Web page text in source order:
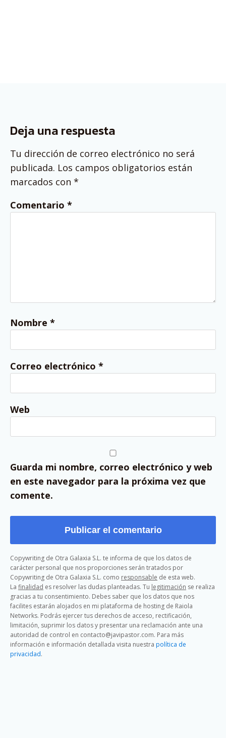
Deja una respuesta
Tu dirección de correo electrónico no será
publicada. Los campos obligatorios están
marcados con *
Comentario *
Nombre *
Correo electrónico *
Web
Guarda mi nombre, correo electrónico y web
en este navegador para la próxima vez que
comente.
Copywriting de Otra Galaxia S.L. te informa de que los datos de
carácter personal que nos proporciones serán tratados por
Copywriting de Otra Galaxia S.L. como responsable de esta web.
La finalidad es resolver las dudas planteadas. Tu legitimación se realiza
gracias a tu consentimiento. Debes saber que los datos que nos
facilites estarán alojados en mi plataforma de hosting de Raiola
Networks. Podrás ejercer tus derechos de acceso, rectificación,
limitación, suprimir los datos y presentar una reclamación ante una
autoridad de control en contacto@javipastor.com. Para más
información e información detallada visita nuestra política de
privacidad.